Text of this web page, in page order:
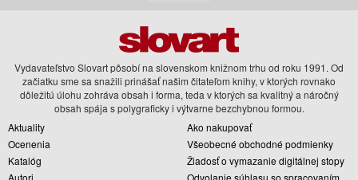
Vydavateľstvo Slovart pôsobí na slovenskom knižnom trhu od roku 1991. Od
začiatku sme sa snažili prinášať našim čitateľom knihy, v ktorých rovnako
dôležitú úlohu zohráva obsah i forma, teda v ktorých sa kvalitný a náročný
obsah spája s polygraficky i výtvarne bezchybnou formou.
Aktuality
Ocenenia
Katalóg
Autori
Ako nakupovať
Všeobecné obchodné podmienky
Žiadosť o vymazanie digitálnej stopy
Odvolanie súhlasu so spracovaním